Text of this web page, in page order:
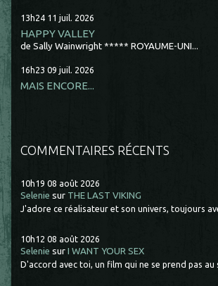
13h24 11 juil. 2026
HAPPY VALLEY
de Sally Wainwright ***** ROYAUME-UNI...
16h23 09 juil. 2026
MAIS ENCORE...
COMMENTAIRES RÉCENTS
10h19 08 août 2026
Selenie sur THE LAST VIKING
J'adore ce réalisateur et son univers, toujours
10h12 08 août 2026
Selenie surI WANT YOUR SEX
D'accord avec toi, un film qui ne se prend pas au